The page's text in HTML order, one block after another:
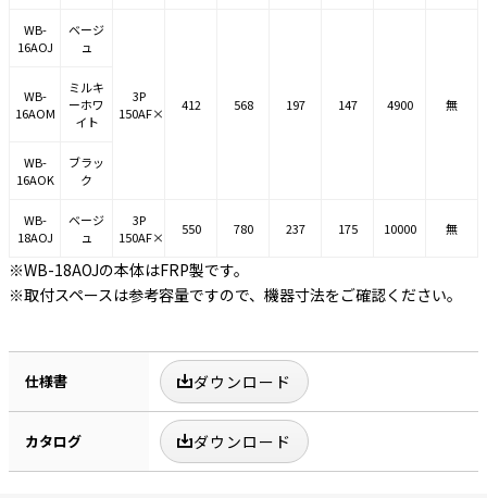
WB-
16AOJ
ベージ
ュ
3P
150AF×3
412 568 197 147 4900 無
WB-
16AOM
ミルキ
ーホワ
イト
WB-
16AOK
ブラッ
ク
WB-
18AOJ
ベージ
ュ
3P
150AF×5
550 780 237 175 10000 無
※WB-18AOJの本体はFRP製です。
※取付スペースは参考容量ですので、機器寸法をご確認ください。
仕様書 ダウンロード
カタログ ダウンロード